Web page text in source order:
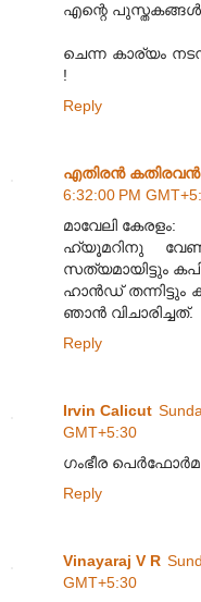
എന്റെ പുസ്തകങ്ങള്‍
ചെന്ന കാര്യം
!
Reply
എതിരന്‍ കതിരവന്‍
6:32:00 PM
മാവേലി കേരളം:
ഹ്യൂമറിനു
സത്യമായിട്ടും
ഹാൻഡ് തന്നിട്ടും
ഞാൻ വിചാരിച്ചത്.
Reply
Irvin Calicut
GMT+5:30
ഗംഭീര
Reply
Vinayaraj V R
GMT+5:30